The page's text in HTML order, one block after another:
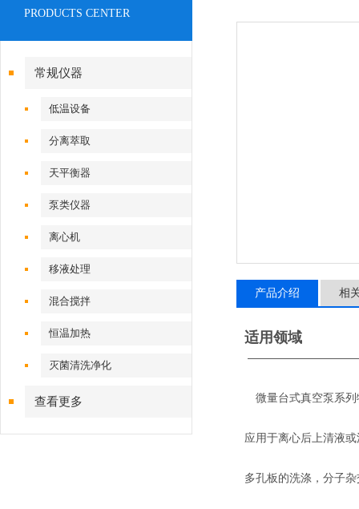
PRODUCTS CENTER
常规仪器
低温设备
分离萃取
天平衡器
泵类仪器
离心机
移液处理
混合搅拌
恒温加热
灭菌清洗净化
查看更多
产品介绍 相
适用领域
微量台式真空泵系列
应用于离心后上清液
多孔板的洗涤，分子